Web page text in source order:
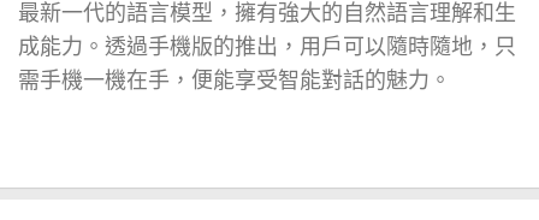
最新一代的語言模型，擁有強大的自然語言理解和生
成能力。透過手機版的推出，用戶可以隨時隨地，只
需手機一機在手，便能享受智能對話的魅力。